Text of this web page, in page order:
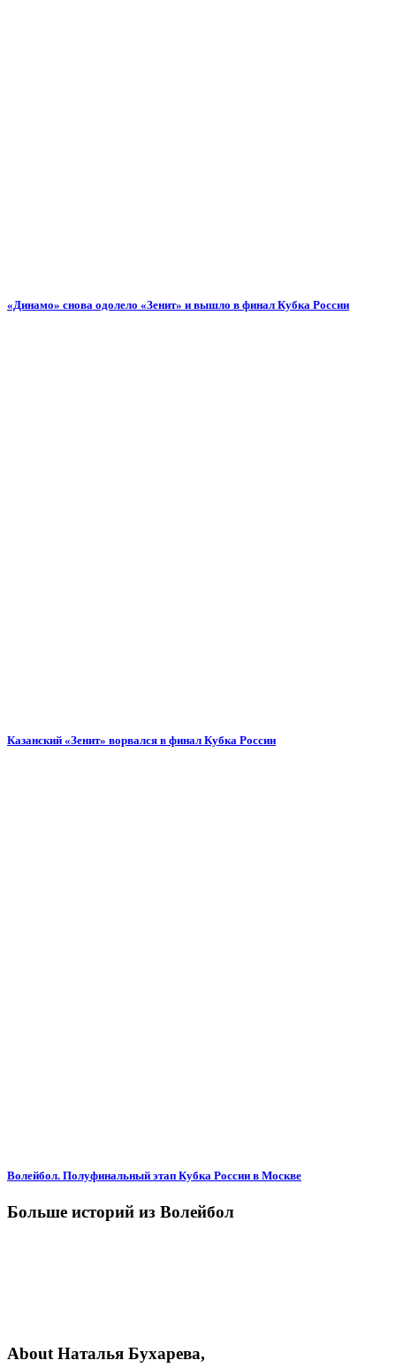
«Динамо» снова одолело «Зенит» и вышло в финал Кубка России
Казанский «Зенит» ворвался в финал Кубка России
Волейбол. Полуфинальный этап Кубка России в Москве
Больше историй из Волейбол
About Наталья Бухарева,